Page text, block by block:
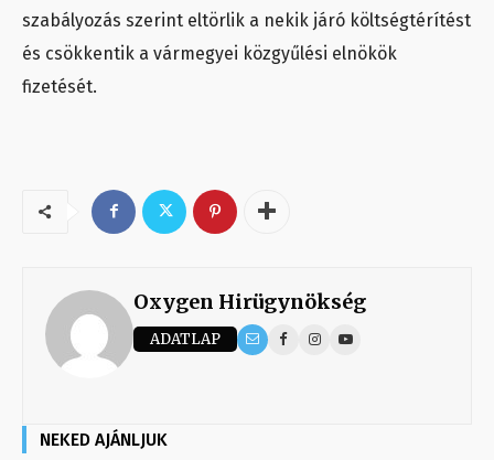
szabályozás szerint eltörlik a nekik járó költségtérítést
és csökkentik a vármegyei közgyűlési elnökök
fizetését.
Oxygen Hirügynökség
ADATLAP
NEKED AJÁNLJUK